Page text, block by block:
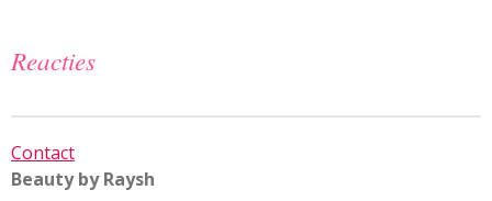
Reacties
Contact
Beauty by Raysh